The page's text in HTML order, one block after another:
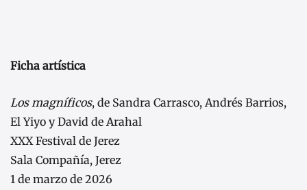
Ficha artística
Los magníficos, de Sandra Carrasco, Andrés Barrios,
El Yiyo y David de Arahal
XXX Festival de Jerez
Sala Compañía, Jerez
1 de marzo de 2026